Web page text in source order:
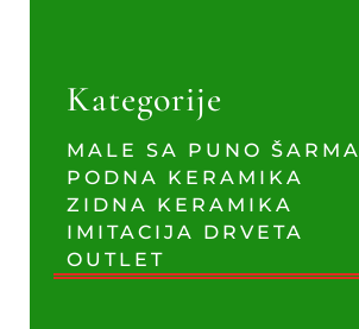
Kategorije
MALE SA PUNO ŠARMA
PODNA KERAMIKA
ZIDNA KERAMIKA
IMITACIJA DRVETA
OUTLET